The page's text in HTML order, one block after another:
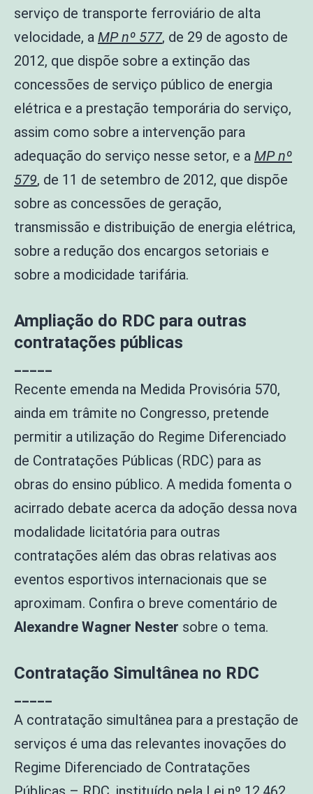
serviço de transporte ferroviário de alta
velocidade, a MP nº 577, de 29 de agosto de
2012, que dispõe sobre a extinção das
concessões de serviço público de energia
elétrica e a prestação temporária do serviço,
assim como sobre a intervenção para
adequação do serviço nesse setor, e a MP nº
579, de 11 de setembro de 2012, que dispõe
sobre as concessões de geração,
transmissão e distribuição de energia elétrica,
sobre a redução dos encargos setoriais e
sobre a modicidade tarifária.
Ampliação do RDC para outras
contratações públicas
_____
Recente emenda na Medida Provisória 570,
ainda em trâmite no Congresso, pretende
permitir a utilização do Regime Diferenciado
de Contratações Públicas (RDC) para as
obras do ensino público. A medida fomenta o
acirrado debate acerca da adoção dessa nova
modalidade licitatória para outras
contratações além das obras relativas aos
eventos esportivos internacionais que se
aproximam. Confira o breve comentário de
Alexandre Wagner Nester sobre o tema.
Contratação Simultânea no RDC
_____
A contratação simultânea para a prestação de
serviços é uma das relevantes inovações do
Regime Diferenciado de Contratações